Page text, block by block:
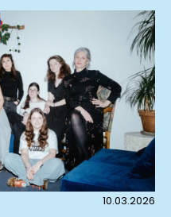
10.03.2026